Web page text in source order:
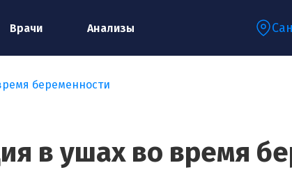
Врачи Анализы
беременности
в ушах во время